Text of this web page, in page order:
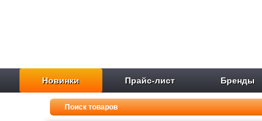
Новинки Прайс-лист Бренды